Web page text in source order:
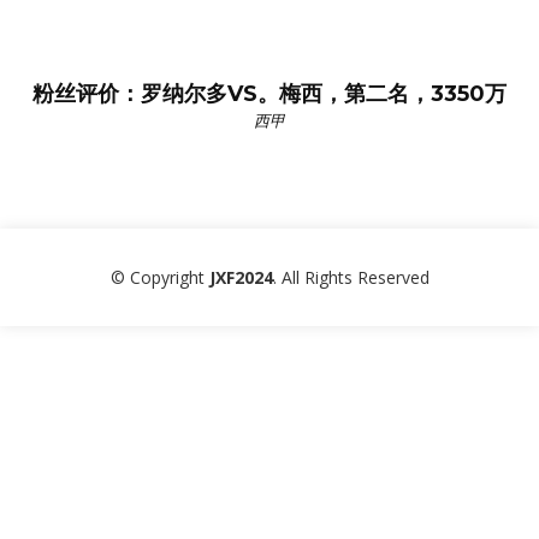
粉丝评价：罗纳尔多VS。梅西，第二名，3350万
西甲
© Copyright JXF2024. All Rights Reserved